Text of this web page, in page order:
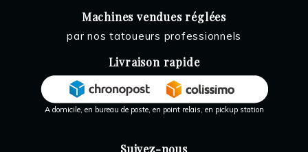
Machines vendues réglées
par nos tatoueurs professionnels
Livraison rapide
A domicile, en bureau de poste, en point relais, en pickup station
Suivez-nous